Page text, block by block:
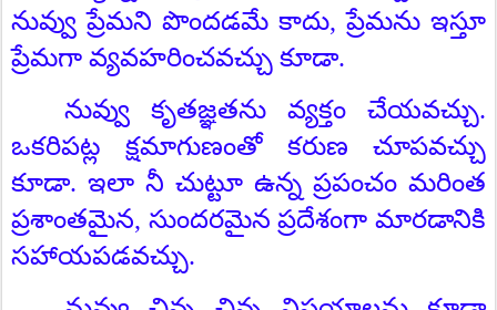
నువ్వు ప్రేమని పొందడమే కాదు,ప్రేమను ఇస్తూ
ప్రేమగా వ్యవహరించవచ్చు కూడా.
నువ్వు కృతజ్ఞతను వ్యక్తం చేయవచ్చు.
ఒకరిపట్ల క్షమాగుణంతో కరుణ చూపవచ్చు
కూడా. ఇలా నీ చుట్టూ ఉన్న ప్రపంచం మరింత
ప్రశాంతమైన, సుందరమైన ప్రదేశంగా మారడానికి
సహాయపడవచ్చు.